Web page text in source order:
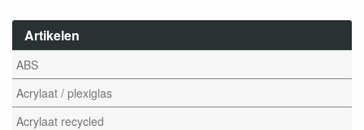
Artikelen
ABS
Acrylaat / plexiglas
Acrylaat recycled